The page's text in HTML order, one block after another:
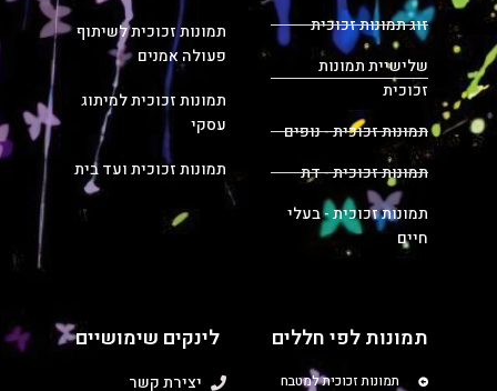
זוג תמונות זכוכית
שלישיית תמונות
זכוכית
תמונות זכוכית - נופים
תמונות זכוכית - דת
תמונות זכוכית - בעלי
חיים
תמונות זכוכית לשיתוף
פעולה אמנים
תמונות זכוכית למיתוג
עסקי
תמונות זכוכית ועד בית
תמונות לפי חללים
תמונות זכוכית למטבח
לינקים שימושיים
יצירת קשר